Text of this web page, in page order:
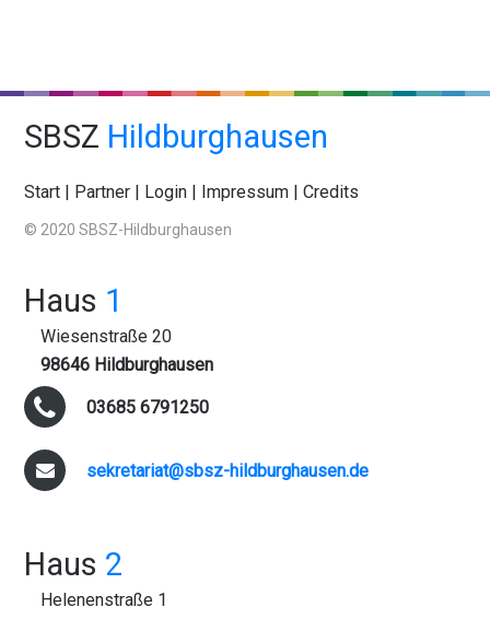
SBSZ Hildburghausen
Start | Partner | Login | Impressum |Credits
© 2020 SBSZ-Hildburghausen
Haus 1
Wiesenstraße 20
98646 Hildburghausen
03685 6791250
sekretariat@sbsz-hildburghausen.de
Haus 2
Helenenstraße 1